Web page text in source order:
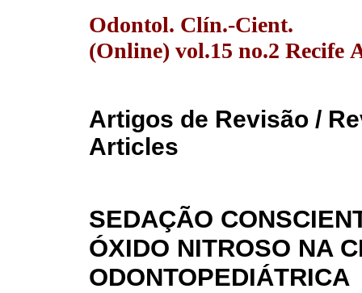
Odontol. Clín.-Cient.
(Online) vol.15 no.2 Recife
Artigos de Revisão /
Articles
SEDAÇÃO
ÓXIDO NITROSO NA
ODONTOPEDIÁTRICA